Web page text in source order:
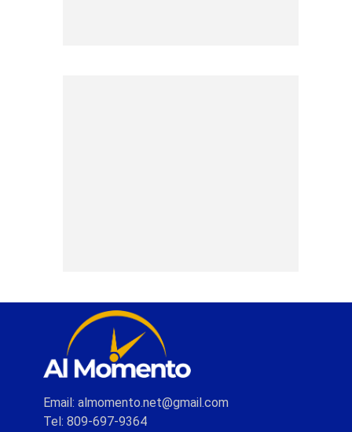
Email: almomento.net@gmail.com
Tel: 809-697-9364